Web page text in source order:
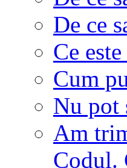
De ce
Ce
Cum
Nu pot
Am
Codul.